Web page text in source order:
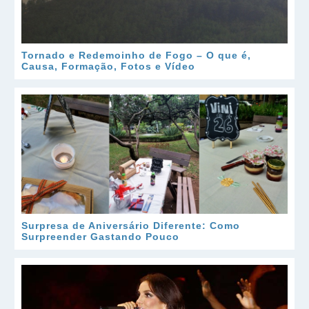
Tornado e Redemoinho de Fogo – O que é,
Causa, Formação, Fotos e Vídeo
Surpresa de Aniversário Diferente: Como
Surpreender Gastando Pouco